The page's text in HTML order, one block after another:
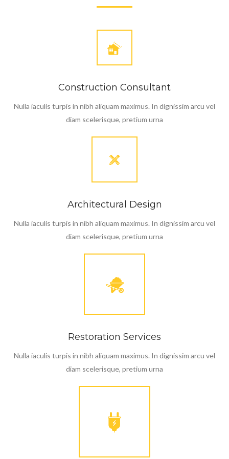
Construction Consultant
Nulla iaculis turpis in nibh aliquam maximus. In dignissim arcu vel
diam scelerisque, pretium urna
Architectural Design
Nulla iaculis turpis in nibh aliquam maximus. In dignissim arcu vel
diam scelerisque, pretium urna
Restoration Services
Nulla iaculis turpis in nibh aliquam maximus. In dignissim arcu vel
diam scelerisque, pretium urna